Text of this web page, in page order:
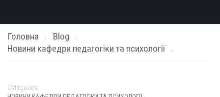
Головна
Blog
Новини кафедри педагогіки та психології
Categories